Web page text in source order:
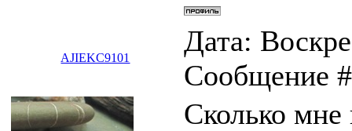
AJIEKC9101
Дата:
Сообщение
Сколько мне